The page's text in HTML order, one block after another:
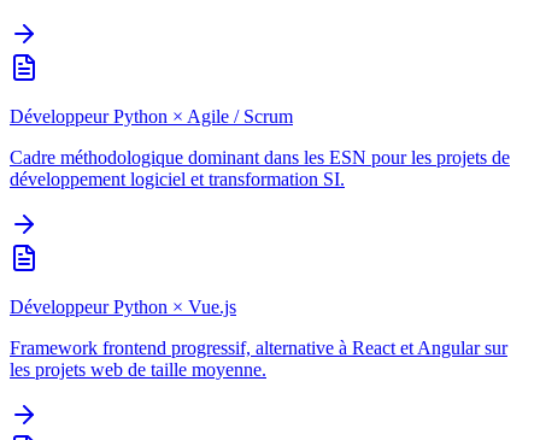
Développeur Python × Agile / Scrum
Cadre méthodologique dominant dans les ESN pour les projets de
développement logiciel et transformation SI.
Développeur Python × Vue.js
Framework frontend progressif, alternative à React et Angular sur
les projets web de taille moyenne.